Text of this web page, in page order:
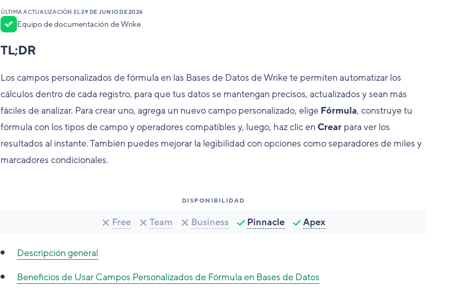
ÚLTIMA ACTUALIZACIÓN EL29 DE JUNIO DE 2026
Equipo de documentación de Wrike
TL;DR
Los campos personalizados de fórmula en las Bases de Datos de Wrike te permiten automatizar los
cálculos dentro de cada registro, para que tus datos se mantengan precisos, actualizados y sean más
fáciles de analizar. Para crear uno, agrega un nuevo campo personalizado, elige Fórmula, construye tu
fórmula con los tipos de campo y operadores compatibles y, luego, haz clic en Crearpara ver los
resultados al instante. También puedes mejorar la legibilidad con opciones como separadores de miles y
marcadores condicionales.
DISPONIBILIDAD
Free Team Business Pinnacle Apex
Descripción general
Beneficios de Usar Campos Personalizados de Fórmula en Bases de Datos